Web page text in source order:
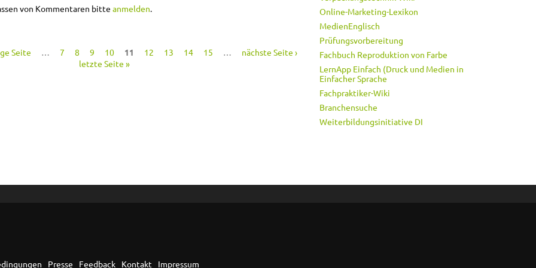
von Kommentaren bitte anmelden.
Seite … 7 8 9 10 11 12 13 14 15 …
nächste Seite ›
letzte Seite »
Online-Marketing-Lexikon
MedienEnglisch
Prüfungsvorbereitung
Fachbuch Reproduktion von Farbe
LernApp Einfach (Druck und Medien in
Einfacher Sprache
Fachpraktiker-Wiki
Branchensuche
Weiterbildungsinitiative DI
Presse Feedback Kontakt Impressum